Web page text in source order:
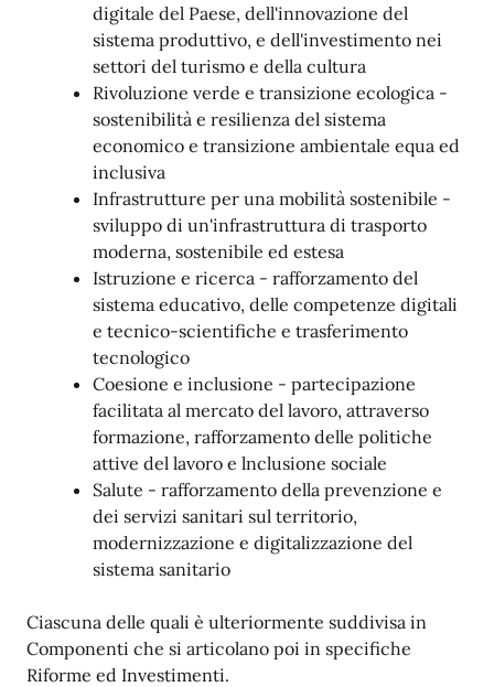
digitale del Paese, dell'innovazione del
sistema produttivo, e dell'investimento nei
settori del turismo e della cultura
Rivoluzione verde e transizione ecologica -
sostenibilità e resilienza del sistema
economico e transizione ambientale equa ed
inclusiva
Infrastrutture per una mobilità sostenibile -
sviluppo di un'infrastruttura di trasporto
moderna, sostenibile ed estesa
Istruzione e ricerca - rafforzamento del
sistema educativo, delle competenze digitali
e tecnico-scientifiche e trasferimento
tecnologico
Coesione e inclusione - partecipazione
facilitata al mercato del lavoro, attraverso
formazione, rafforzamento delle politiche
attive del lavoro e lnclusione sociale
Salute - rafforzamento della prevenzione e
dei servizi sanitari sul territorio,
modernizzazione e digitalizzazione del
sistema sanitario
Ciascuna delle quali è ulteriormente suddivisa in
Componenti che si articolano poi in specifiche
Riforme ed Investimenti.